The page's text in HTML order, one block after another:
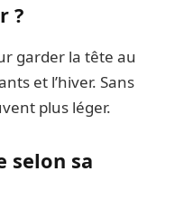
?
garder la tête au
et l’hiver. Sans
plus léger.
selon sa